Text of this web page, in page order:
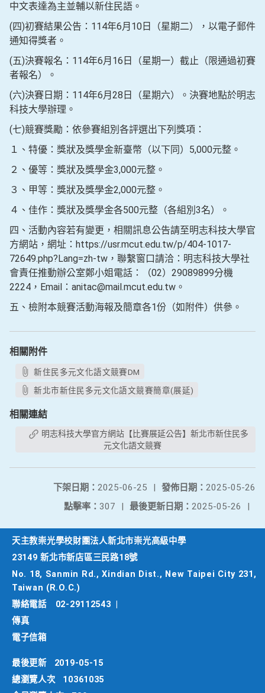
中文表達為主並輔以新住民語。
(四)初賽結果公告：114年6月10日（星期二），以電子郵件
通知得獎者。
(五)決賽報名：114年6月16日（星期一）截止（限通過初賽
者報名）。
(六)決賽日期：114年6月28日（星期六）。決賽地點於明志
科技大學辦理。
(七)競賽獎勵：依參賽組別各評選出下列獎項：
１、特優：獎狀及獎學金新臺幣（以下同）5,000元整。
２、優等：獎狀及獎學金3,000元整。
３、甲等：獎狀及獎學金2,000元整。
４、佳作：獎狀及獎學金各500元整（各組別3名）。
四、活動內容若有變更，相關訊息公告請至明志科技大學官
方網站，網址：https://usr.mcut.edu.tw/p/404-1017-
72649.php?Lang=zh-tw，聯繫窗口請洽：明志科技大學社
會責任推動辦公室鄭小姐電話：（02）29089899分機
2224，Email：anitac@mail.mcut.edu.tw。
五、檢附本競賽活動海報及簡章各1份（如附件）供參。
相關附件
新住民多元文化語文競賽DM
新北市新住民多元文化語文競賽簡章(展延)
相關連結
元文化語文競賽
發佈日期： 2025-05-26
下架日期： 2025-06-25
|
最後更新日期： 2025-05-26 |
點擊率： 307 |
天主教崇光學校財團法人新北市崇光高級中學
23149 新北市新店區三民路18號
No. 18, Sanmin Rd., Xindian Dist., New Taipei City 231,
Taiwan (R.O.C.)
聯絡電話
02-29112543
傳真
電子信箱
最後更新
2019-05-15
總瀏覽人次
10361035